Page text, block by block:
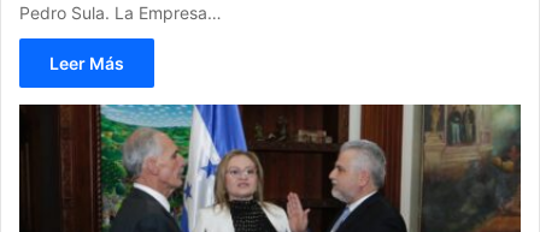
Pedro Sula. La Empresa…
Leer Más